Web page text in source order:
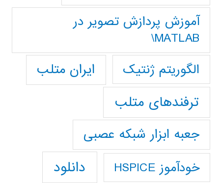
آموزش پردازش تصوير در
MATLAB\
الگوریتم ژنتیک
ایران متلب
ترفندهای متلب
جعبه ابزار شبکه عصبی
خودآموز HSPICE دانلود